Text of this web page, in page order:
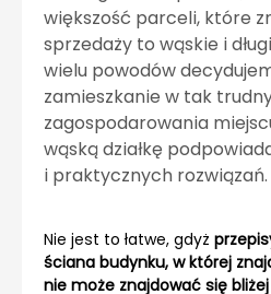
większość parceli, które
sprzedaży to wąskie i
wielu powodów
zamieszkanie w tak
zagospodarowania
wąską działkę
i praktycznych rozwiązań.
Nie jest to łatwe, gdyż
ściana budynku, w której
nie może znajdować się